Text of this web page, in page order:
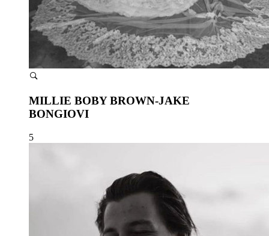
MILLIE BOBY BROWN-JAKE
BONGIOVI
5